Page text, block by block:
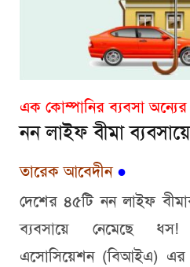
এক কোম্পানির ব্যবসা অন্যের
নন লাইফ বীমা
তারেক আবেদীন●
দেশের ৪৫টি নন লাইফ
ব্যবসায়ে নেমেছে ধস!
এসোসিয়েশন (বিআইএ) এর